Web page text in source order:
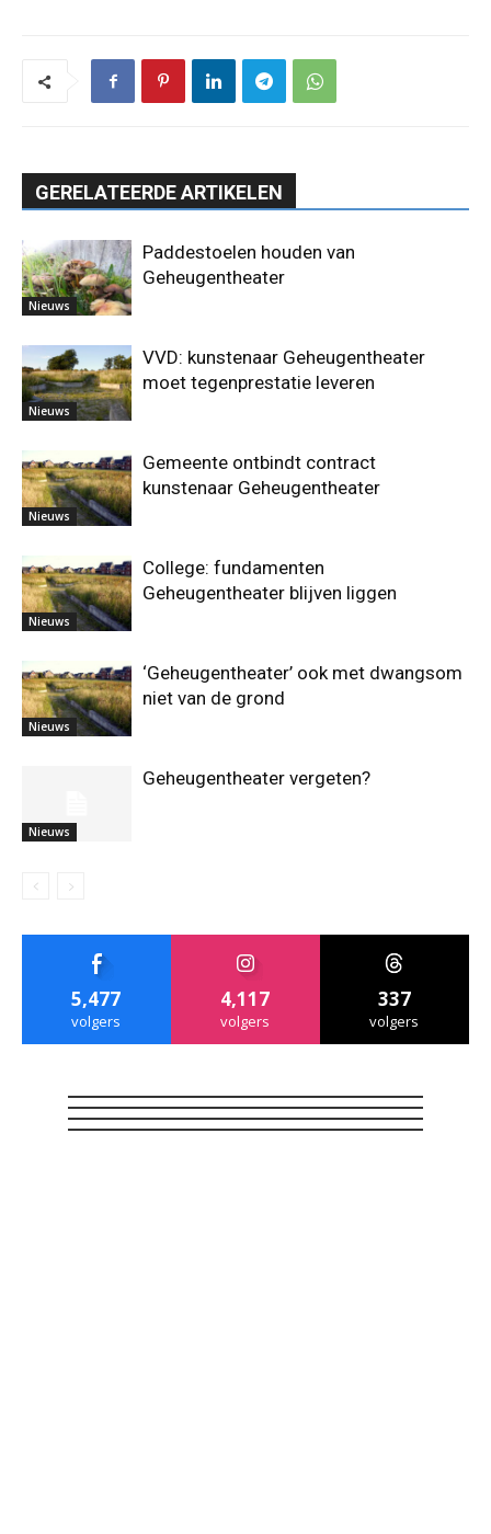
GERELATEERDE ARTIKELEN
Nieuws
Paddestoelen houden van
Geheugentheater
Nieuws
VVD: kunstenaar Geheugentheater
moet tegenprestatie leveren
Nieuws
Gemeente ontbindt contract
kunstenaar Geheugentheater
Nieuws
College: fundamenten
Geheugentheater blijven liggen
Nieuws
‘Geheugentheater’ ook met dwangsom
niet van de grond
Nieuws
Geheugentheater vergeten?
5,477
volgers
4,117
volgers
337
volgers